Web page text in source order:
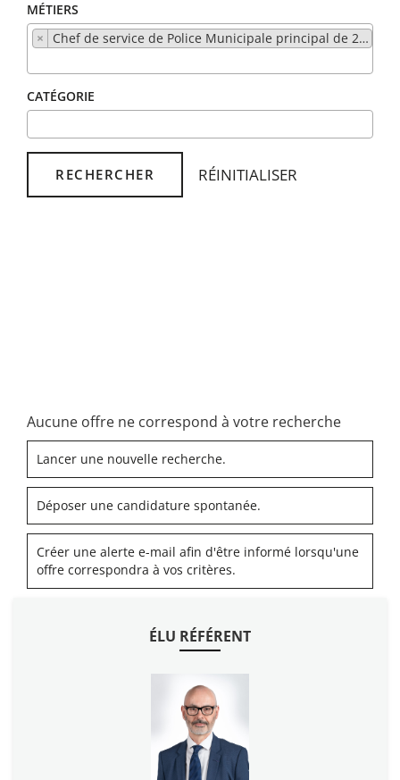
MÉTIERS
×
Chef de service de Police Municipale principal de 2ème classe (0)
CATÉGORIE
RECHERCHER RÉINITIALISER
Aucune offre ne correspond à votre recherche
Lancer une nouvelle recherche.
Déposer une candidature spontanée.
Créer une alerte e-mail afin d'être informé lorsqu'une
offre correspondra à vos critères.
ÉLU RÉFÉRENT